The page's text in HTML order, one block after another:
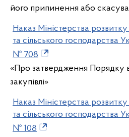
його припинення або
Наказ Міністерства розвитку
та сільського господарства
№ 708
«Про затвердження Порядку
закупівлі»
Наказ Міністерства розвитку
та сільського господарства
№ 108